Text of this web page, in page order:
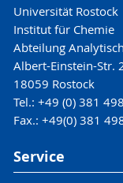
Universität Rostock
Institut für Chemie
Abteilung
Albert-Einstein-Str.
18059 Rostock
Tel.: +49 (0) 381
Fax.: +49(0) 381
Service